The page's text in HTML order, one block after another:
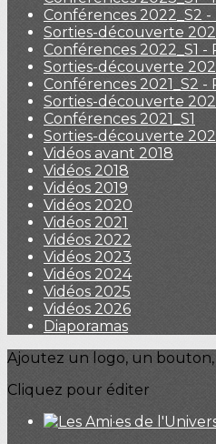
Conférences 2022_S2
Sorties-découverte
Conférences 2022_S1 -
Sorties-découverte
Conférences 2021_S2 -
Sorties-découverte
Conférences 2021_S1
Sorties-découverte
Vidéos avant 2018
Vidéos 2018
Vidéos 2019
Vidéos 2020
Vidéos 2021
Vidéos 2022
Vidéos 2023
Vidéos 2024
Vidéos 2025
Vidéos 2026
Diaporamas
Ajoutez un logo, un bouton,
Cliquez pour éditer